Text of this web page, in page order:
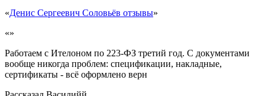
«Денис Сергеевич Соловьёв отзывы»
«»
Работаем с Ителоном по 223-ФЗ третий год. С документами
вообще никогда проблем: спецификации, накладные,
сертификаты - всё оформлено верн